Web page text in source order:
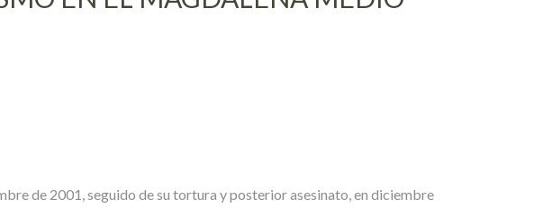
de 2001, seguido de su tortura y posterior asesinato, en diciembre